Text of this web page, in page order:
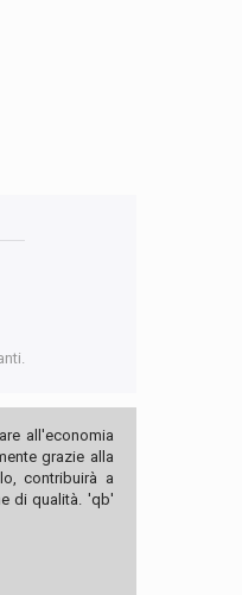
all'economia
grazie alla
contribuirà a
di qualità. 'qb'